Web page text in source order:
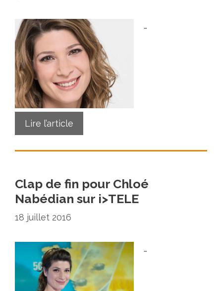
…
Lire l’article
Clap de fin pour Chloé
Nabédian sur i>TELE
18 juillet 2016
…